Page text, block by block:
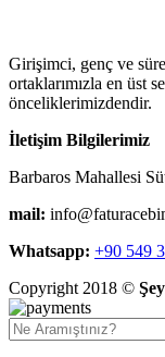
Girişimci, genç ve
ortaklarımızla en üst
önceliklerimizdendir.
İletişim Bilgilerimiz
Barbaros Mahallesi
mail:
Whatsapp: +90 549
Copyright 2018 ©